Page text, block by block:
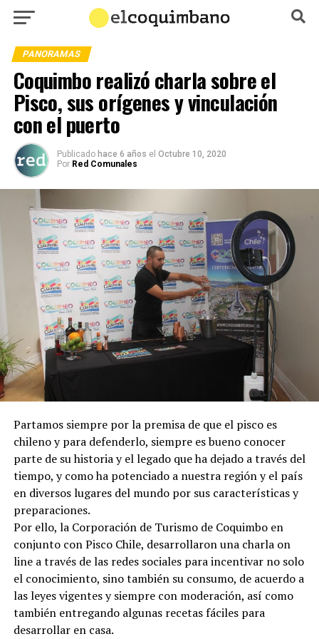
PANORAMAS
Coquimbo realizó charla sobre el
Pisco, sus orígenes y vinculación
con el puerto
Publicado hace 6 años el Octubre 10, 2020
Por Red Comunales
Partamos siempre por la premisa de que el pisco es
chileno y para defenderlo, siempre es bueno conocer
parte de su historia y el legado que ha dejado a través del
tiempo, y como ha potenciado a nuestra región y el país
en diversos lugares del mundo por sus características y
preparaciones.
Por ello, la Corporación de Turismo de Coquimbo en
conjunto con Pisco Chile, desarrollaron una charla on
line a través de las redes sociales para incentivar no solo
el conocimiento, sino también su consumo, de acuerdo a
las leyes vigentes y siempre con moderación, así como
también entregando algunas recetas fáciles para
desarrollar en casa.